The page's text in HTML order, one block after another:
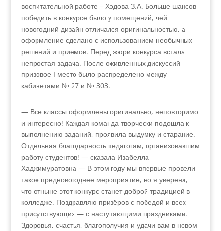
воспитательной работе – Ходова З.А. Больше шансов
победить в конкурсе было у помещений, чей
новогодний дизайн отличался оригинальностью, а
оформление сделано с использованием необычных
решений и приемов. Перед жюри конкурса встала
непростая задача. После оживленных дискуссий
призовое I место было распределено между
кабинетами № 27 и № 303.
— Все классы оформлены оригинально, неповторимо
и интересно! Каждая команда творчески подошла к
выполнению заданий, проявила выдумку и старание.
Отдельная благодарность педагогам, организовавшим
работу студентов! — сказала Изабелла
Хаджимуратовна — В этом году мы впервые провели
такое предновогоднее мероприятие, но я уверена,
что отныне этот конкурс станет доброй традицией в
колледже. Поздравляю призёров с победой и всех
присутствующих — с наступающими праздниками.
Здоровья, счастья, благополучия и удачи вам в новом